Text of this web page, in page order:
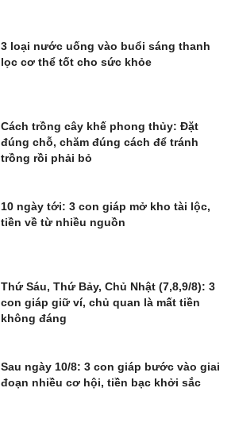
3 loại nước uống vào buổi sáng thanh
lọc cơ thể tốt cho sức khỏe
Cách trồng cây khế phong thủy: Đặt
đúng chỗ, chăm đúng cách để tránh
trồng rồi phải bỏ
10 ngày tới: 3 con giáp mở kho tài lộc,
tiền về từ nhiều nguồn
Thứ Sáu, Thứ Bảy, Chủ Nhật (7,8,9/8): 3
con giáp giữ ví, chủ quan là mất tiền
không đáng
Sau ngày 10/8: 3 con giáp bước vào giai
đoạn nhiều cơ hội, tiền bạc khởi sắc